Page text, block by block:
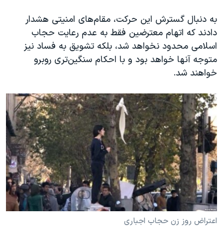
به دنبال گسترش این حرکت، مقام‌های امنیتی هشدار
دادند که اتهام معترضین فقط به عدم رعایت حجاب
اسلامی محدود نخواهد شد، بلکه تشویق به فساد نیز
متوجه آنها خواهد بود و با احکام سنگین‌تری روبرو
خواهند شد.
اعتراض روز زن حجاب اجباری